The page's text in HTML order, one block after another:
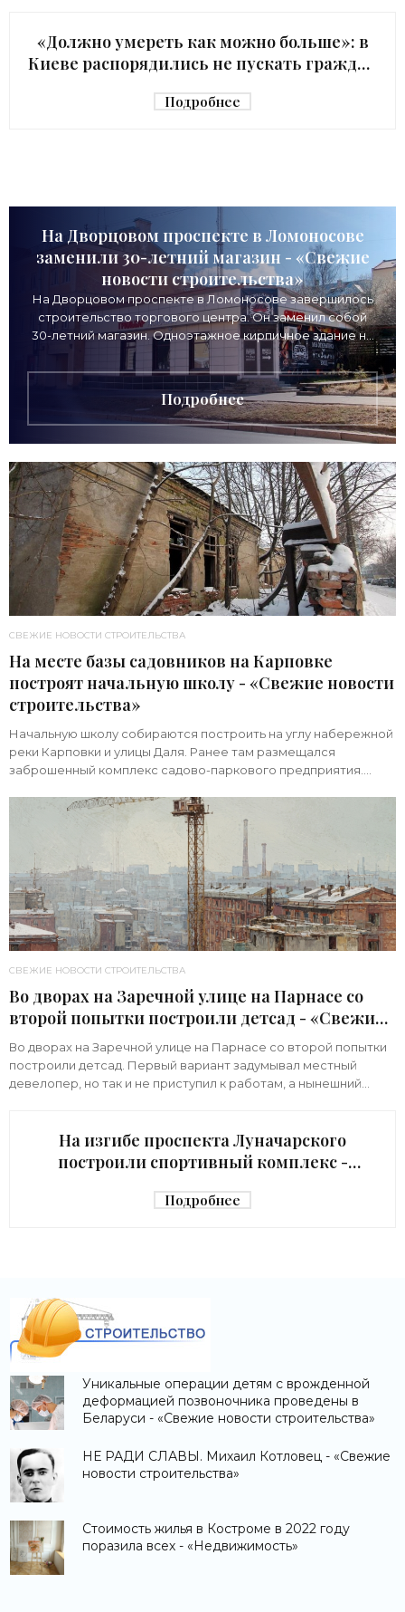
«Должно умереть как можно больше»: в
Киеве распорядились не пускать граждан
Подробнее
На Дворцовом проспекте в Ломоносове
заменили 30-летний магазин - «Свежие
новости строительства»
На Дворцовом проспекте в Ломоносове завершилось
строительство торгового центра. Он заменил собой
30-летний магазин. Одноэтажное кирпичное здание на
Дворцовом проспекте, 16а, было построено
Подробнее
СВЕЖИЕ НОВОСТИ СТРОИТЕЛЬСТВА
На месте базы садовников на Карповке
построят начальную школу - «Свежие новости
строительства»
Начальную школу собираются построить на углу набережной
реки Карповки и улицы Даля. Ранее там размещался
заброшенный комплекс садово-паркового предприятия.
СВЕЖИЕ НОВОСТИ СТРОИТЕЛЬСТВА
Во дворах на Заречной улице на Парнасе со
второй попытки построили детсад - «Свежие
новости строительства»
Во дворах на Заречной улице на Парнасе со второй попытки
построили детсад. Первый вариант задумывал местный
девелопер, но так и не приступил к работам, а нынешний
На изгибе проспекта Луначарского
построили спортивный комплекс -
Подробнее
Уникальные операции детям с врожденной
деформацией позвоночника проведены в
Беларуси - «Свежие новости строительства»
НЕ РАДИ СЛАВЫ. Михаил Котловец - «Свежие
новости строительства»
Стоимость жилья в Костроме в 2022 году
поразила всех - «Недвижимость»